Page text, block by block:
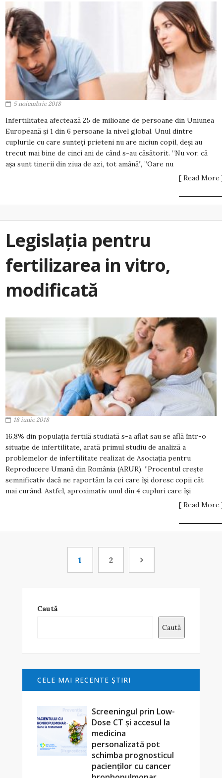
5 noiembrie 2018
Infertilitatea afectează 25 de milioane de persoane din Uniunea
Europeană și 1 din 6 persoane la nivel global. Unul dintre
cuplurile cu care sunteți prieteni nu are niciun copil, deși au
trecut mai bine de cinci ani de când s-au căsătorit. ”Nu vor, că
așa sunt tinerii din ziua de azi, tot amână”, ”Oare nu
[ Read More
Legislația pentru
fertilizarea in vitro,
modificată
18 iunie 2018
16,8% din populaţia fertilă studiată s-a aflat sau se află într-o
situaţie de infertilitate, arată primul studiu de analiză a
problemelor de infertilitate realizat de Asociaţia pentru
Reproducere Umană din România (ARUR). ”Procentul creşte
semnificativ dacă ne raportăm la cei care îşi doresc copii cât
mai curând. Astfel, aproximativ unul din 4 cupluri care îşi
[ Read More
1 2
Caută
Caută
CELE MAI RECENTE ŞTIRI
Screeningul prin Low-
Dose CT și accesul la
medicina
personalizată pot
schimba prognosticul
pacienților cu cancer